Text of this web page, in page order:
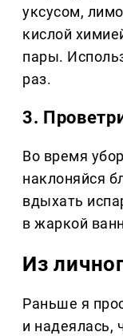
уксусом,
кислой
пары.
раз.
3.
Во время
наклоняйся
вдыхать
в жаркой
Из
Раньше я
и надеялась,